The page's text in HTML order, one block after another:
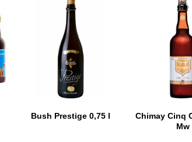
Bush Prestige 0,75 l
Chimay Cinq
Mw